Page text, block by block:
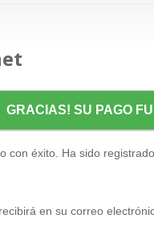
GRACIAS! SU PAGO
con éxito. Ha sido
en su correo